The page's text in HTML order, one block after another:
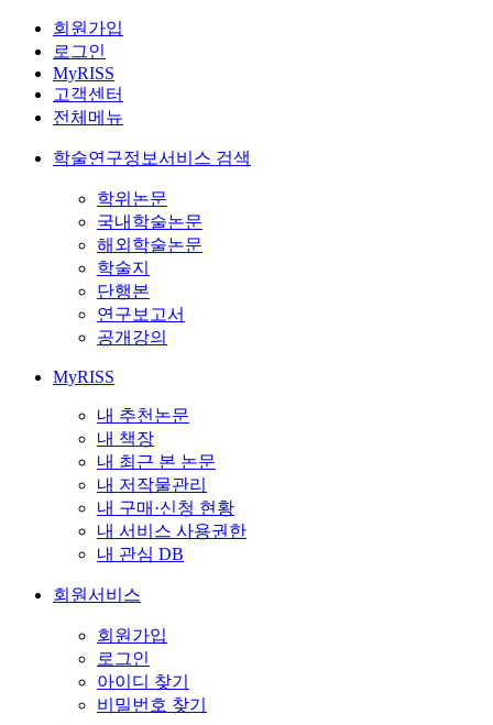
회원가입
로그인
MyRISS
고객센터
전체메뉴
학술연구정보서비스 검색
학위논문
국내학술논문
해외학술논문
학술지
단행본
연구보고서
공개강의
MyRISS
내 추천논문
내 책장
내 최근 본 논문
내 저작물관리
내 구매·신청 현황
내 서비스 사용권한
내 관심 DB
회원서비스
회원가입
로그인
아이디 찾기
비밀번호 찾기